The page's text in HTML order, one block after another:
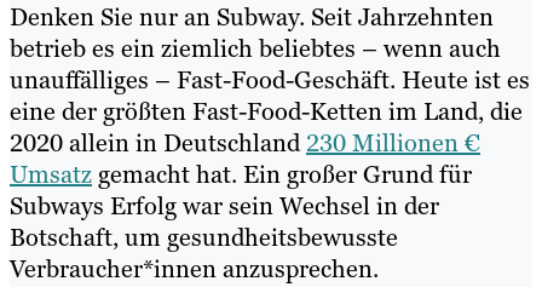
Denken Sie nur an Subway. Seit Jahrzehnten
betrieb es ein ziemlich beliebtes – wenn auch
unauffälliges – Fast-Food-Geschäft. Heute ist es
eine der größten Fast-Food-Ketten im Land, die
2020 allein in Deutschland230 Millionen €
Umsatz gemacht hat. Ein großer Grund für
Subways Erfolg war sein Wechsel in der
Botschaft, um gesundheitsbewusste
Verbraucher*innen anzusprechen.